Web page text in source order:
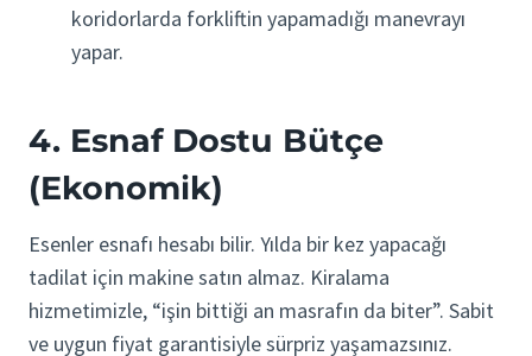
koridorlarda forkliftin yapamadığı manevrayı
yapar.
4. Esnaf Dostu Bütçe
(Ekonomik)
Esenler esnafı hesabı bilir. Yılda bir kez yapacağı
tadilat için makine satın almaz. Kiralama
hizmetimizle, “işin bittiği an masrafın da biter”. Sabit
ve uygun fiyat garantisiyle sürpriz yaşamazsınız.